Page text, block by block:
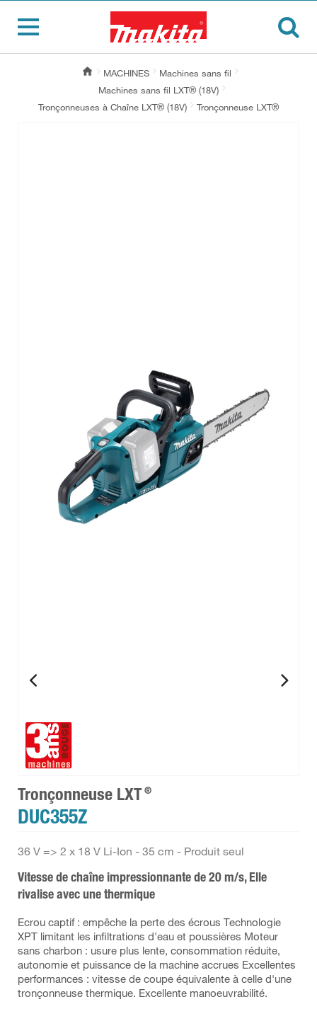
MACHINES
Machines sans fil
Machines sans fil LXT® (18V)
Tronçonneuses à Chaîne LXT® (18V)
Tronçonneuse LXT®
Tronçonneuse LXT ®
DUC355Z
36 V => 2 x 18 V Li-Ion - 35 cm - Produit seul
Vitesse de chaîne impressionnante de 20 m/s, Elle
rivalise avec une thermique
Ecrou captif : empêche la perte des écrous Technologie
XPT limitant les infiltrations d'eau et poussières Moteur
sans charbon : usure plus lente, consommation réduite,
autonomie et puissance de la machine accrues Excellentes
performances : vitesse de coupe équivalente à celle d'une
tronçonneuse thermique. Excellente manoeuvrabilité.